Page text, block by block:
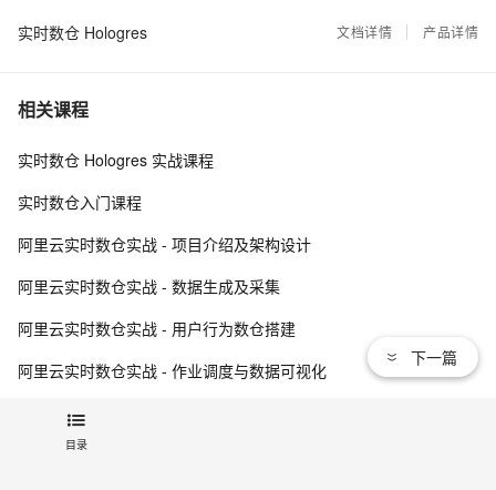
目录
8 Hologres V2.1版本发布，新增计算组实例构建高可用实
17
9
中台
10技术原理，Hologres Binlog技术原理揭秘
实时数仓 Hologres 文档详情 产品详情
相关课程
查看更多
实时数仓 Hologres 实战课程
实时数仓入门课程
阿里云实时数仓实战 - 项目介绍及架构设计
阿里云实时数仓实战 - 数据生成及采集
阿里云实时数仓实战 - 用户行为数仓搭建
阿里云实时数仓实战 - 作业调度与数据可视化
下一篇